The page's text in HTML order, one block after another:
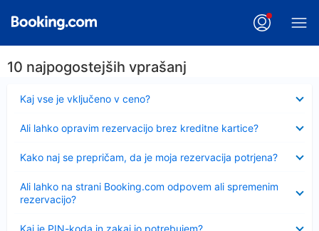
10 najpogostejših vprašanj
Kaj vse je vključeno v ceno?
Ali lahko opravim rezervacijo brez kreditne kartice?
Kako naj se prepričam, da je moja rezervacija potrjena?
Ali lahko na strani Booking.com odpovem ali spremenim
rezervacijo?
Kaj je PIN-koda in zakaj jo potrebujem?